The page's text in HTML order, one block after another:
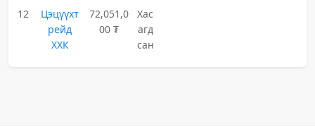
12
Цэцүүхт
рейд
ХХК
72,051,0
00 ₮
Хас
агд
сан